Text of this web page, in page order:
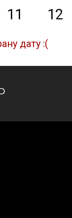
11 12
дату :(